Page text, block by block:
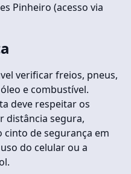
Pinheiro (acesso via
verificar freios, pneus,
e combustível.
deve respeitar os
distância segura,
de segurança em
do celular ou a